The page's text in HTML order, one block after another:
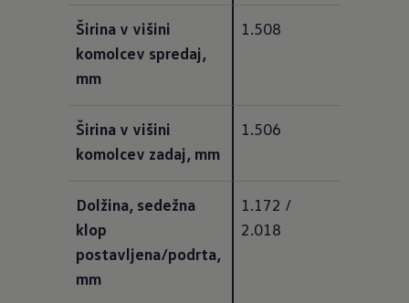
Širina v višini
komolcev spredaj,
mm
1.508
Širina v višini
komolcev zadaj, mm
1.506
Dolžina, sedežna
klop
postavljena/podrta,
mm
1.172 /
2.018